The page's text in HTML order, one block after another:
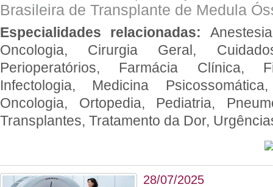
Brasileira de Transplante de Medula
Especialidades relacionadas:
Oncologia, Cirurgia Geral,
Perioperatórios, Farmácia Clínica,
Infectologia, Medicina
Oncologia, Ortopedia, Pediatria,
Transplantes, Tratamento da Dor,
28/07/2025